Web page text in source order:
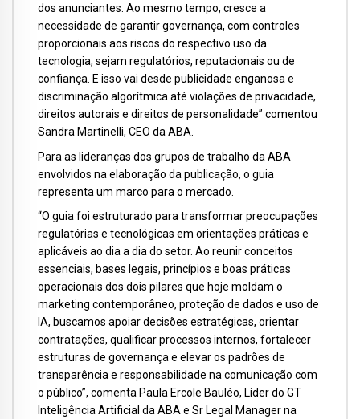
dos anunciantes. Ao mesmo tempo, cresce a
necessidade de garantir governança, com controles
proporcionais aos riscos do respectivo uso da
tecnologia, sejam regulatórios, reputacionais ou de
confiança. E isso vai desde publicidade enganosa e
discriminação algorítmica até violações de privacidade,
direitos autorais e direitos de personalidade” comentou
Sandra Martinelli, CEO da ABA.
Para as lideranças dos grupos de trabalho da ABA
envolvidos na elaboração da publicação, o guia
representa um marco para o mercado.
“O guia foi estruturado para transformar preocupações
regulatórias e tecnológicas em orientações práticas e
aplicáveis ao dia a dia do setor. Ao reunir conceitos
essenciais, bases legais, princípios e boas práticas
operacionais dos dois pilares que hoje moldam o
marketing contemporâneo, proteção de dados e uso de
IA, buscamos apoiar decisões estratégicas, orientar
contratações, qualificar processos internos, fortalecer
estruturas de governança e elevar os padrões de
transparência e responsabilidade na comunicação com
o público”, comenta Paula Ercole Bauléo, Líder do GT
Inteligência Artificial da ABA e Sr Legal Manager na